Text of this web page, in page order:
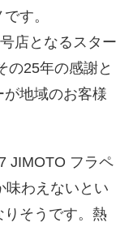
す。
店となるスター
の25年の感謝と
が地域のお客様
JIMOTO フラペ
味わえないとい
りそうです。熱